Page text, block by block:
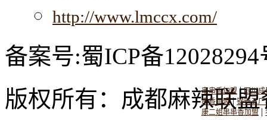
http://www.lmccx.com/
串串香加盟 |四川成
串香加盟|钢管五厂
康二姐串串香加盟|
备案号:蜀ICP备12028294
版权所有：成都麻辣联